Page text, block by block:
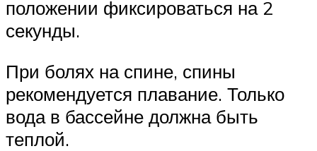
положении фиксироваться на 2
секунды.
При болях на спине, спины
рекомендуется плавание. Только
вода в бассейне должна быть
теплой.